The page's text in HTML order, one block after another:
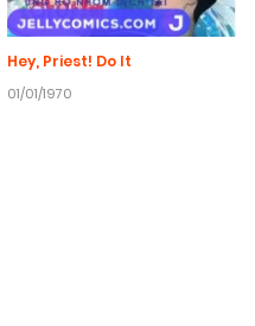
Hey, Priest! Do It
01/01/1970